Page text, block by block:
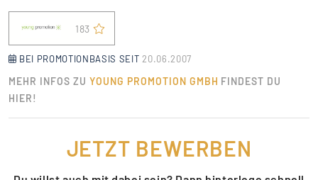
183
BEI PROMOTIONBASIS SEIT 20.06.2007
MEHR INFOS ZU YOUNG PROMOTION GMBH FINDEST DU
HIER!
JETZT BEWERBEN